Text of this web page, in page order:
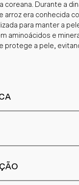
coreana. Durante a
arroz era conhecida
para manter a
aminoácidos e
protege a pele,